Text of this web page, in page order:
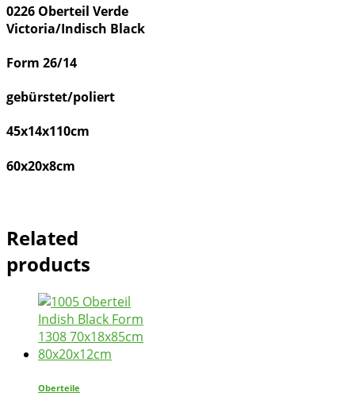
0226 Oberteil Verde
Victoria/Indisch Black
Form 26/14
gebürstet/poliert
45x14x110cm
60x20x8cm
Related
products
Oberteile